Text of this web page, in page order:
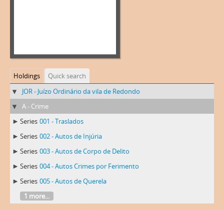
Holdings
Quick search
JOR - Juízo Ordinário da vila de Redondo
A - Crime
Series 001 - Traslados
Series 002 - Autos de Injúria
Series 003 - Autos de Corpo de Delito
Series 004 - Autos Crimes por Ferimento
Series 005 - Autos de Querela
1 more...